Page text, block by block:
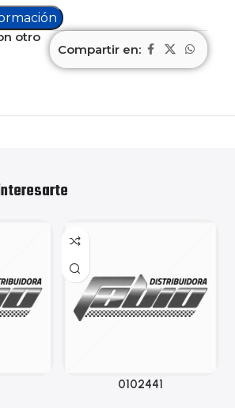
otro
Compartir en:
0102441